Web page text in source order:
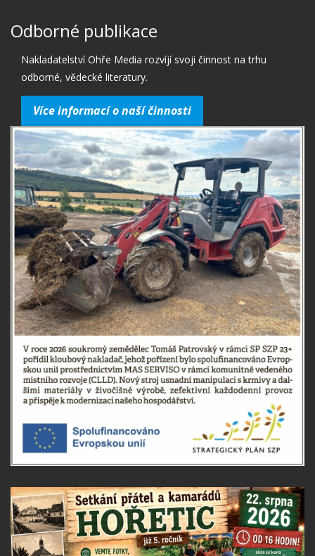
Odborné publikace
Nakladatelství Ohře Media rozvíjí svoji činnost na trhu
odborné, vědecké literatury.
Více informací o naší činnosti